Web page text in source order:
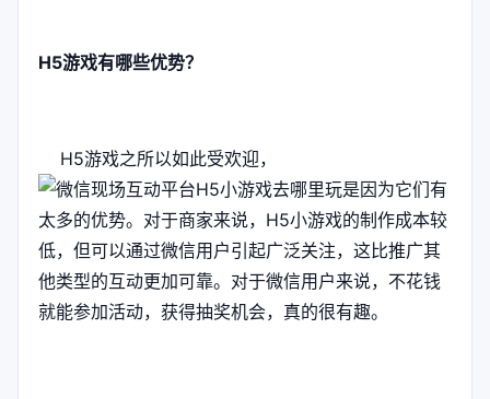
H5游戏有哪些优势？
H5游戏之所以如此受欢迎，
是因为它们有
太多的优势。对于商家来说，H5小游戏的制作成本较
低，但可以通过微信用户引起广泛关注，这比推广其
他类型的互动更加可靠。对于微信用户来说，不花钱
就能参加活动，获得抽奖机会，真的很有趣。